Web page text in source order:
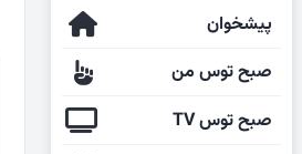
پیشخوان
صبح توس من
صبح توس TV